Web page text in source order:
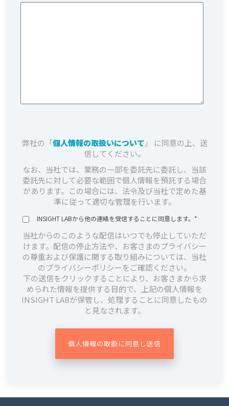
弊社の「個人情報の取扱いについて 」 に同意の上、送
信してください。
なお、当社では、業務の一部を委託先に委託し、当該
委託先に対して必要な範囲で個人情報を預託する場合
があります。この場合には、法令及び当社で定めた基
準に従って適切な管理を行います。
INSIGHT LABから他の連絡を受信することに同意します。 *
当社からのこのような配信はいつでも停止していただ
けます。配信の停止方法や、お客さまのプライバシー
の尊重および保護に関する取り組みについては、当社
のプライバシーポリシーをご確認ください。
下の送信をクリックすることにより、お客さまから求
められた情報を提供する目的で、上記の個人情報を
INSIGHT LABが保管し、処理することに同意したもの
と見なされます。